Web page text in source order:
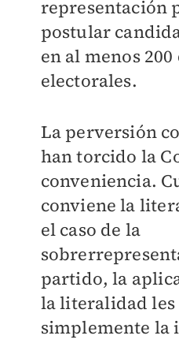
representación
postular
en al menos
electorales.
La perversión
han torcido la
conveniencia.
conviene la
el caso de la
partido, la
la literalidad les
simplemente la